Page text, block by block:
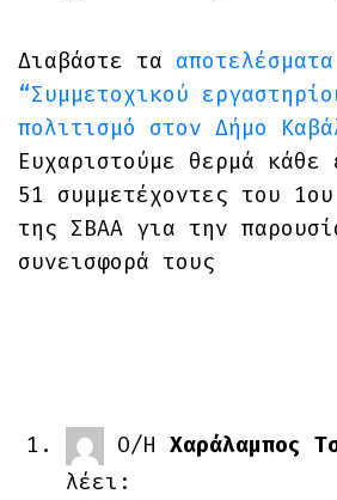
Διαβάστε τα
“Συμμετοχικού
πολιτισμό στον Δήμο
Ευχαριστούμε θερμά
51 συμμετέχοντες του
της ΣΒΑΑ για την
συνεισφορά τους
Ο/Η Χαράλαμπος
λέει: